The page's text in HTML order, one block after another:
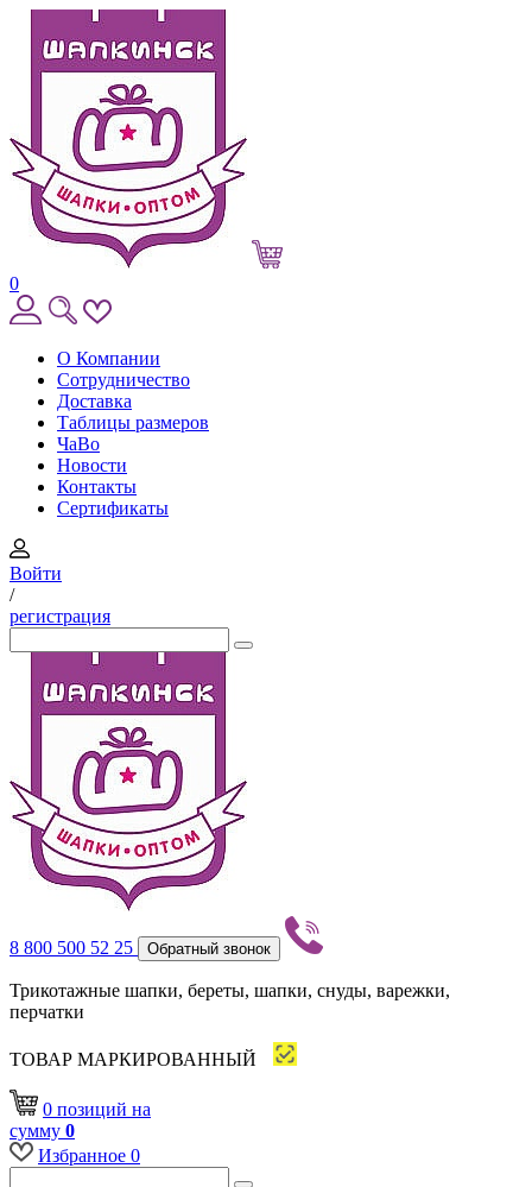
0
О Компании
Сотрудничество
Доставка
Таблицы размеров
ЧаВо
Новости
Контакты
Сертификаты
Войти
/
регистрация
8 800 500 52 25 Обратный звонок
Трикотажные шапки, береты, шапки, снуды, варежки,
перчатки
ТОВАР МАРКИРОВАННЫЙ
0 позиций на
сумму 0
Избранное 0